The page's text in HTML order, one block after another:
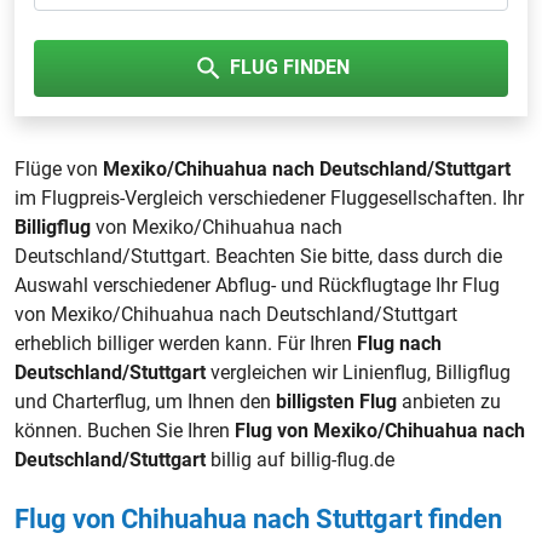
FLUG FINDEN
Flüge von Mexiko/Chihuahua nach Deutschland/Stuttgart
im Flugpreis-Vergleich verschiedener Fluggesellschaften. Ihr
Billigflug von Mexiko/Chihuahua nach
Deutschland/Stuttgart. Beachten Sie bitte, dass durch die
Auswahl verschiedener Abflug- und Rückflugtage Ihr Flug
von Mexiko/Chihuahua nach Deutschland/Stuttgart
erheblich billiger werden kann. Für Ihren Flug nach
Deutschland/Stuttgart vergleichen wir Linienflug, Billigflug
und Charterflug, um Ihnen den billigsten Flug anbieten zu
können. Buchen Sie Ihren Flug von Mexiko/Chihuahua nach
Deutschland/Stuttgart billig auf billig-flug.de
Flug von Chihuahua nach Stuttgart finden